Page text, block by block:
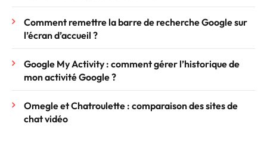
Comment remettre la barre de recherche Google sur
l’écran d’accueil ?
Google My Activity : comment gérer l’historique de
mon activité Google ?
Omegle et Chatroulette : comparaison des sites de
chat vidéo